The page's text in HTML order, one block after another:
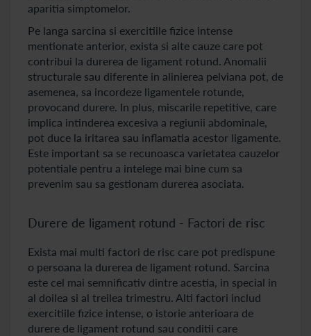
aparitia simptomelor.
Pe langa sarcina si exercitiile fizice intense
mentionate anterior, exista si alte cauze care pot
contribui la durerea de ligament rotund. Anomalii
structurale sau diferente in alinierea pelviana pot, de
asemenea, sa incordeze ligamentele rotunde,
provocand durere. In plus, miscarile repetitive, care
implica intinderea excesiva a regiunii abdominale,
pot duce la iritarea sau inflamatia acestor ligamente.
Este important sa se recunoasca varietatea cauzelor
potentiale pentru a intelege mai bine cum sa
prevenim sau sa gestionam durerea asociata.
Durere de ligament rotund - Factori de risc
Exista mai multi factori de risc care pot predispune
o persoana la durerea de ligament rotund. Sarcina
este cel mai semnificativ dintre acestia, in special in
al doilea si al treilea trimestru. Alti factori includ
exercitiile fizice intense, o istorie anterioara de
durere de ligament rotund sau conditii care